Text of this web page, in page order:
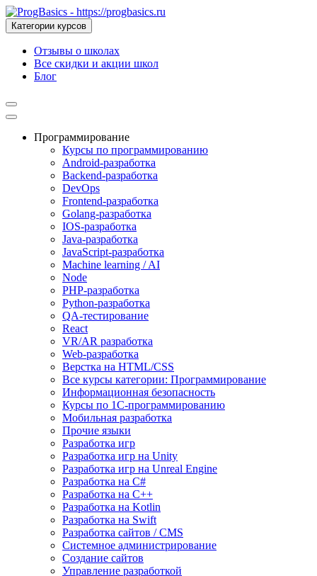
Категории курсов
Отзывы о школах
Все скидки и акции школ
Блог
Программирование
Курсы по программированию
Android-разработка
Backend-разработка
DevOps
Frontend-разработка
Golang-разработка
IOS-разработка
Java-разработка
JavaScript-разработка
Machine learning / AI
Node
PHP-разработка
Python-разработка
QA-тестирование
React
VR/AR разработка
Web-разработка
Верстка на HTML/CSS
Все курсы категории: Программирование
Информационная безопасность
Курсы по 1С-программированию
Мобильная разработка
Прочие языки
Разработка игр
Разработка игр на Unity
Разработка игр на Unreal Engine
Разработка на C#
Разработка на C++
Разработка на Kotlin
Разработка на Swift
Разработка сайтов / CMS
Системное администрирование
Создание сайтов
Управление разработкой